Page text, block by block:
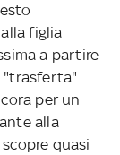
figlia
a partire
"trasferta"
per un
alla
quasi